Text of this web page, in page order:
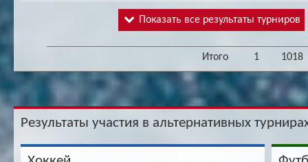
Показать все результаты турниров
Итого 1 1018
Результаты участия в альтернативных